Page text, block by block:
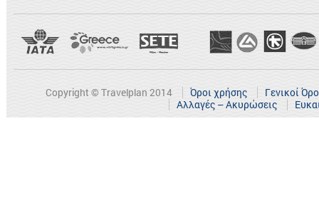
Copyright © Travelplan 2014 Όροι χρήσης
Γενικοί
Αλλαγές – Ακυρώσεις